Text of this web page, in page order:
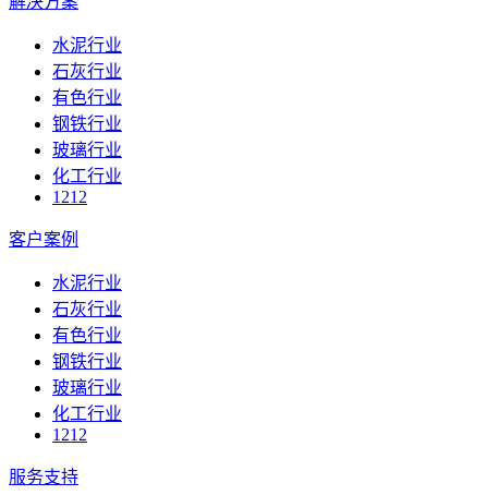
水泥行业
石灰行业
有色行业
钢铁行业
玻璃行业
化工行业
1212
客户案例
水泥行业
石灰行业
有色行业
钢铁行业
玻璃行业
化工行业
1212
服务支持